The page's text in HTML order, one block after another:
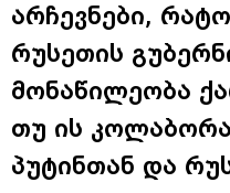
არჩევნები,
რუსეთის
მონაწილეობა
თუ ის
პუტინთან და